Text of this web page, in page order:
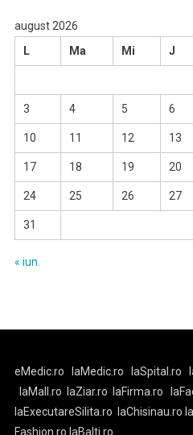
august 2026
L
Ma Mi J
3 4 5 6
10 11 12 13
17 18 19 20
24 25 26 27
31
« iun.
eMedic.ro laMedic.ro laSpital.ro
laMall.ro
laZiar.ro laFirma.ro
laExecutareSilita.ro
laChisinau.ro
Fashion.ro laBalti.ro